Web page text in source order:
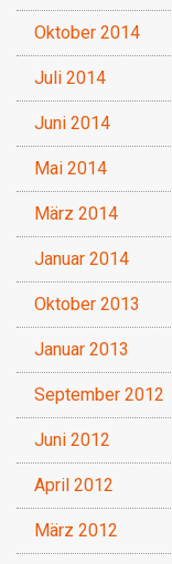
Oktober 2014
Juli 2014
Juni 2014
Mai 2014
März 2014
Januar 2014
Oktober 2013
Januar 2013
September 2012
Juni 2012
April 2012
März 2012